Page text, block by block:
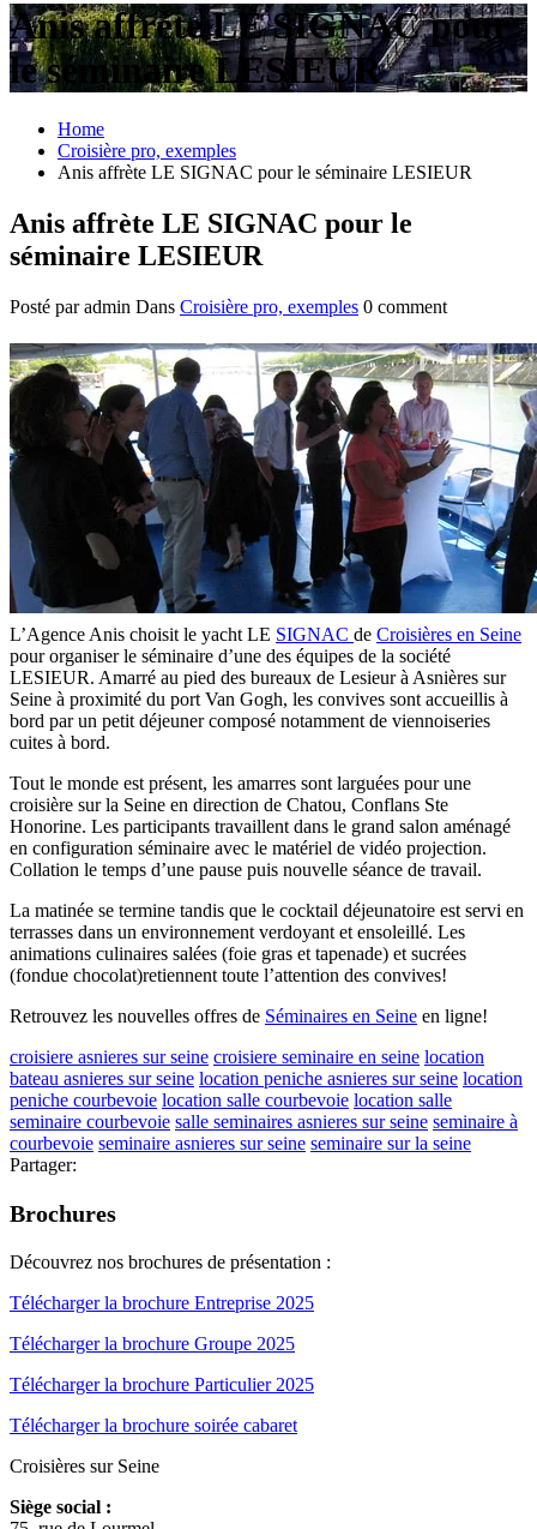
Anis affrète LE SIGNAC pour
le séminaire LESIEUR
Home
Croisière pro, exemples
Anis affrète LE SIGNAC pour le séminaire LESIEUR
Anis affrète LE SIGNAC pour le
séminaire LESIEUR
Posté par admin Dans Croisière pro, exemples 0 comment
L’Agence Anis choisit le yacht LE SIGNAC de Croisières en Seine
pour organiser le séminaire d’une des équipes de la société
LESIEUR. Amarré au pied des bureaux de Lesieur à Asnières sur
Seine à proximité du port Van Gogh, les convives sont accueillis à
bord par un petit déjeuner composé notamment de viennoiseries
cuites à bord.
Tout le monde est présent, les amarres sont larguées pour une
croisière sur la Seine en direction de Chatou, Conflans Ste
Honorine. Les participants travaillent dans le grand salon aménagé
en configuration séminaire avec le matériel de vidéo projection.
Collation le temps d’une pause puis nouvelle séance de travail.
La matinée se termine tandis que le cocktail déjeunatoire est servi en
terrasses dans un environnement verdoyant et ensoleillé. Les
animations culinaires salées (foie gras et tapenade) et sucrées
(fondue chocolat)retiennent toute l’attention des convives!
Retrouvez les nouvelles offres de Séminaires en Seine en ligne!
croisiere asnieres sur seine croisiere seminaire en seine location
bateau asnieres sur seine location peniche asnieres sur seine location
peniche courbevoie location salle courbevoie location salle
seminaire courbevoie salle seminaires asnieres sur seine seminaire à
courbevoie seminaire asnieres sur seine seminaire sur la seine
Partager:
Brochures
Découvrez nos brochures de présentation :
Télécharger la brochure Entreprise 2025
Télécharger la brochure Groupe 2025
Télécharger la brochure Particulier 2025
Télécharger la brochure soirée cabaret
Croisières sur Seine
Siège social :